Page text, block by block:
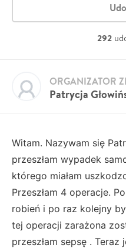
292
Patrycja
ORGANIZATOR
Witam. Nazywam się
przeszłam wypadek
którego miałam
Przeszłam 4 operacje.
robień i po raz kolejny
tej operacji zarażona
przeszłam sepsę .